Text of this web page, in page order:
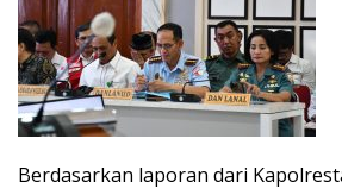
Berdasarkan laporan dari